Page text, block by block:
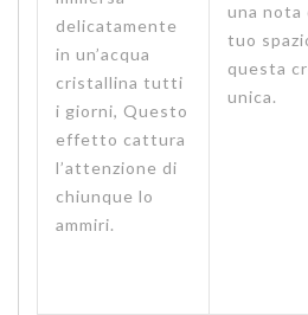
delicatamente
in un’acqua
cristallina tutti
i giorni, Questo
effetto cattura
l’attenzione di
chiunque lo
ammiri.
una nota
tuo
questa
unica.